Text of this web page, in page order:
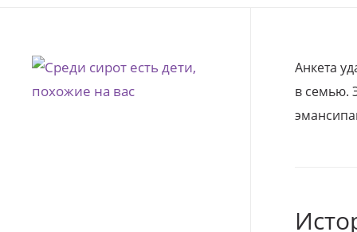
Анкета
в семью.